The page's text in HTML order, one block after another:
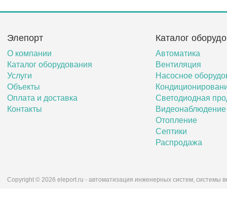
Элепорт
О компании
Каталог оборудования
Услуги
Объекты
Оплата и доставка
Контакты
Каталог
Автоматика
Вентиляция
Насосное
Светодиодная
Видеонаблюдение
Отопление
Септики
Распродажа
Copyright © 2026 eleport.ru - автоматизация инженерных систем, системы